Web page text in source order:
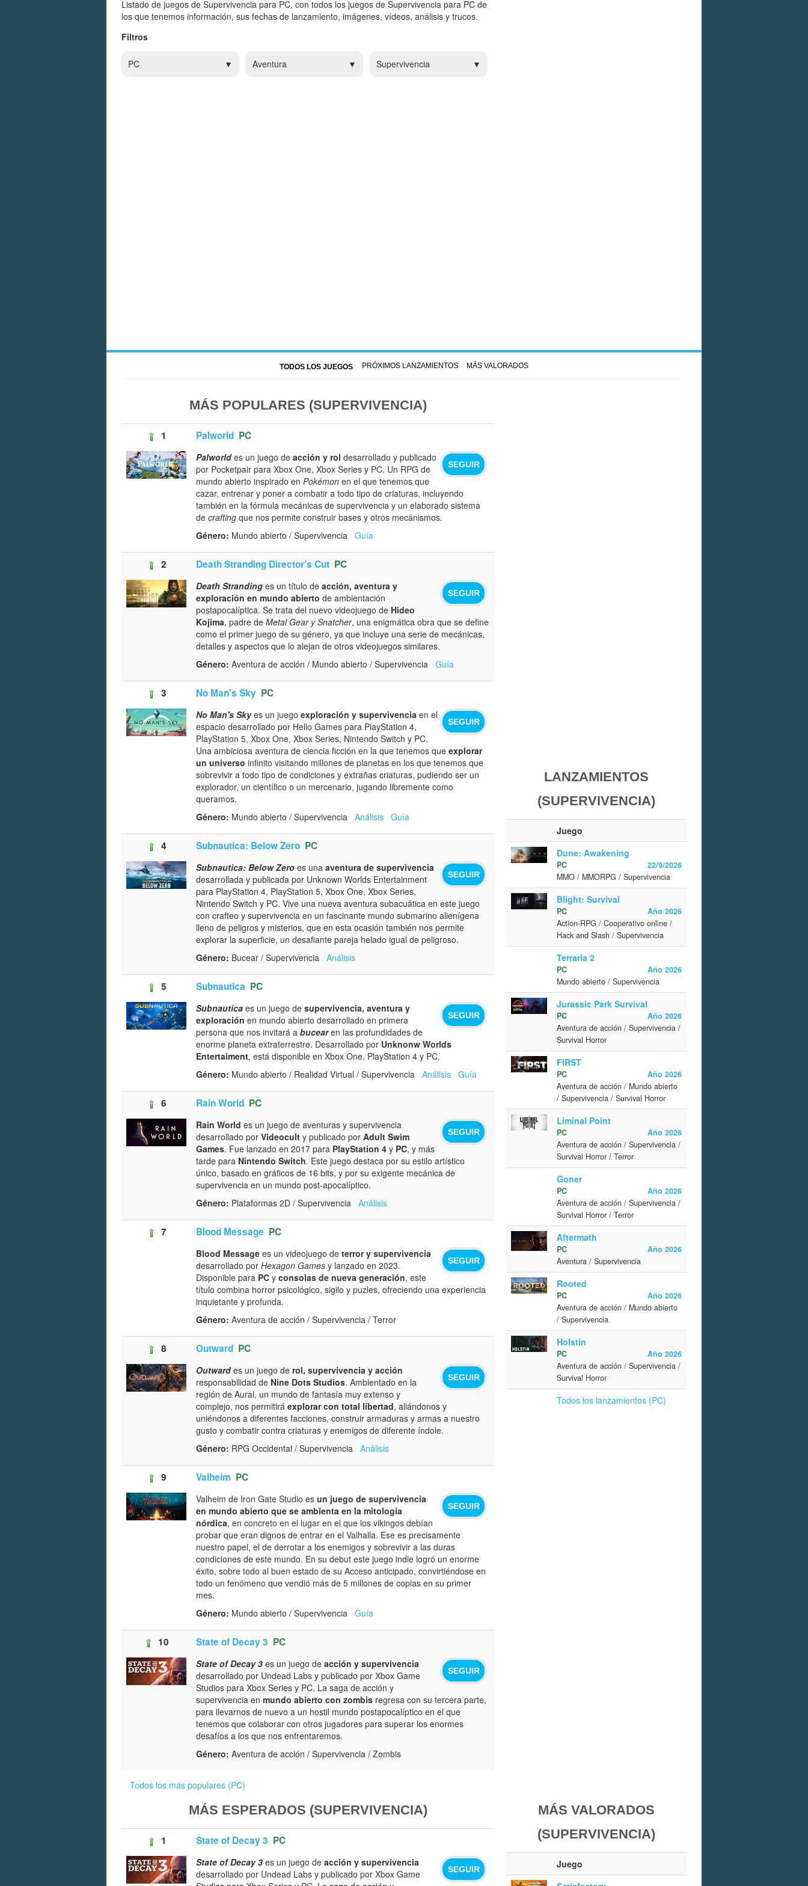
Listado de juegos de Supervivencia para PC, con todos los juegos de Supervivencia para PC de
los que tenemos información, sus fechas de lanzamiento, imágenes, vídeos, análisis y trucos.
Filtros
PC Aventura Supervivencia
TODOS LOS JUEGOS PRÓXIMOS LANZAMIENTOS MÁS VALORADOS
MÁS POPULARES (SUPERVIVENCIA)
1 Palworld PC
SEGUIR
Palworldes un juego de acción y rol desarrollado y publicado
por Pocketpair para Xbox One, Xbox Series y PC. Un RPG de
mundo abierto inspirado en Pokémon en el que tenemos que
cazar, entrenar y poner a combatir a todo tipo de criaturas, incluyendo
también en la fórmula mecánicas de supervivencia y un elaborado sistema
de crafting que nos permite construir bases y otros mecánismos.
Género: Mundo abierto / Supervivencia Guía
2 Death Stranding Director's Cut PC
SEGUIR
Death Stranding es un título de acción, aventura y
exploración en mundo abierto de ambientación
postapocalíptica. Se trata del nuevo videojuego de Hideo
Kojima, padre de Metal Gear y Snatcher, una enigmática obra que se define
como el primer juego de su género, ya que incluye una serie de mecánicas,
detalles y aspectos que lo alejan de otros videojuegos similares.
Género: Aventura de acción / Mundo abierto / Supervivencia Guía
3 No Man's Sky PC
SEGUIR
No Man's Skyes un juego exploración y supervivencia en el
espacio desarrollado por Hello Games para PlayStation 4,
PlayStation 5, Xbox One, Xbox Series, Nintendo Switch y PC.
Una ambiciosa aventura de ciencia ficción en la que tenemos que explorar
un universo infinito visitando millones de planetas en los que tenemos que
sobrevivir a todo tipo de condiciones y extrañas criaturas, pudiendo ser un
explorador, un científico o un mercenario, jugando libremente como
queramos.
Género: Mundo abierto / Supervivencia Análisis Guía
4 Subnautica: Below Zero PC
SEGUIR
Subnautica: Below Zero es una aventura de supervivencia
desarrollada y publicada por Unknown Worlds Entertainment
para PlayStation 4, PlayStation 5, Xbox One, Xbox Series,
Nintendo Switch y PC. Vive una nueva aventura subacuática en este juego
con crafteo y supervivencia en un fascinante mundo submarino alienígena
lleno de peligros y misterios, que en esta ocasión también nos permite
explorar la superficie, un desafiante pareja helado igual de peligroso.
Género: Bucear / Supervivencia Análisis
5 Subnautica PC
SEGUIR
Subnautica es un juego de supervivencia, aventura y
exploración en mundo abierto desarrollado en primera
persona que nos invitará a bucearen las profundidades de
enorme planeta extraterrestre. Desarrollado por Unknonw Worlds
Entertaiment, está disponible en Xbox One, PlayStation 4 y PC.
Género: Mundo abierto / Realidad Virtual / Supervivencia Análisis Guía
6 Rain World PC
SEGUIR
Rain World es un juego de aventuras y supervivencia
desarrollado por Videocult y publicado por Adult Swim
Games. Fue lanzado en 2017 para PlayStation 4 y PC, y más
tarde para Nintendo Switch. Este juego destaca por su estilo artístico
único, basado en gráficos de 16 bits, y por su exigente mecánica de
supervivencia en un mundo post-apocalíptico.
Género: Plataformas 2D / Supervivencia Análisis
7 Blood Message PC
SEGUIR
Blood Message es un videojuego de terror y supervivencia
desarrollado por Hexagon Games y lanzado en 2023.
Disponible para PC y consolas de nueva generación, este
título combina horror psicológico, sigilo y puzles, ofreciendo una experiencia
inquietante y profunda.
Género: Aventura de acción / Supervivencia / Terror
8 Outward PC
SEGUIR
Outwardes un juego de rol, supervivencia y acción
responsabilidad de Nine Dots Studios. Ambientado en la
región de Aurai, un mundo de fantasía muy extenso y
complejo, nos permitirá explorar con total libertad, aliándonos y
uniéndonos a diferentes facciones, construir armaduras y armas a nuestro
gusto y combatir contra criaturas y enemigos de diferente índole.
Género: RPG Occidental / Supervivencia Análisis
9 Valheim PC
SEGUIR
Valheim de Iron Gate Studio es un juego de supervivencia
en mundo abierto que se ambienta en la mitología
nórdica, en concreto en el lugar en el que los vikingos debían
probar que eran dignos de entrar en el Valhalla. Ese es precisamente
nuestro papel, el de derrotar a los enemigos y sobrevivir a las duras
condiciones de este mundo. En su debut este juego indie logró un enorme
éxito, sobre todo al buen estado de su Acceso anticipado, convirtiéndose en
todo un fenómeno que vendió más de 5 millones de copias en su primer
mes.
Género: Mundo abierto / Supervivencia Guía
10 State of Decay 3 PC
SEGUIR
State of Decay 3 es un juego de acción y supervivencia
desarrollado por Undead Labs y publicado por Xbox Game
Studios para Xbox Series y PC. La saga de acción y
supervivencia en mundo abierto con zombis regresa con su tercera parte,
para llevarnos de nuevo a un hostil mundo postapocalíptico en el que
tenemos que colaborar con otros jugadores para superar los enormes
desafíos a los que nos enfrentaremos.
Género: Aventura de acción / Supervivencia / Zombis
Todos los más populares (PC)
LANZAMIENTOS
(SUPERVIVENCIA)
Juego
Dune: Awakening
22/9/2026
PC
MMO / MMORPG / Supervivencia
Blight: Survival
Año 2026
PC
Action-RPG / Cooperativo online /
Hack and Slash / Supervivencia
Terraria 2
Año 2026
PC
Mundo abierto / Supervivencia
Jurassic Park Survival
Año 2026
PC
Aventura de acción / Supervivencia /
Survival Horror
FIRST
Año 2026
PC
Aventura de acción / Mundo abierto
/ Supervivencia / Survival Horror
Liminal Point
Año 2026
PC
Aventura de acción / Supervivencia /
Survival Horror / Terror
Goner
Año 2026
PC
Aventura de acción / Supervivencia /
Survival Horror / Terror
Aftermath
Año 2026
PC
Aventura / Supervivencia
Rooted
Año 2026
PC
Aventura de acción / Mundo abierto
/ Supervivencia
Holstin
Año 2026
PC
Aventura de acción / Supervivencia /
Survival Horror
Todos los lanzamientos (PC)
MÁS ESPERADOS (SUPERVIVENCIA)
1 State of Decay 3 PC
SEGUIR
State of Decay 3 es un juego de acción y supervivencia
desarrollado por Undead Labs y publicado por Xbox Game
MÁS VALORADOS
(SUPERVIVENCIA)
Juego